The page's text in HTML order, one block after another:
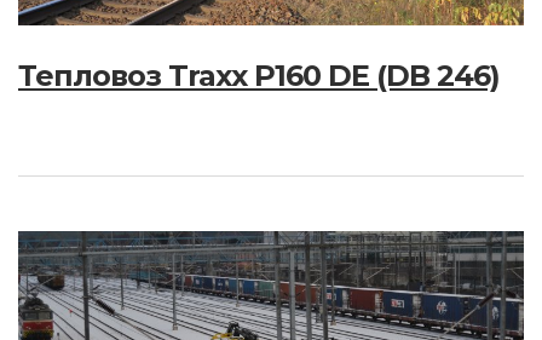
Тепловоз Traxx P160 DE (DB 246)